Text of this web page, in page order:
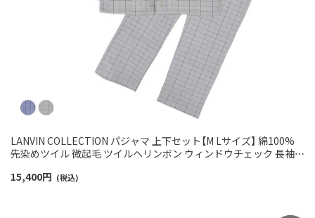
LANVIN COLLECTION パジャマ 上下セット【M Lサイズ】 綿100%
先染めツイル 微起毛 ツイルヘリンボン ウィンドウチェック 長袖
15,400円 (税込)